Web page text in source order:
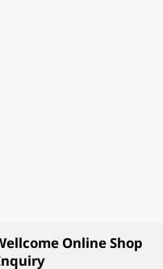
Online Shop